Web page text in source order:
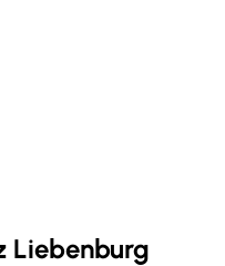
Liebenburg